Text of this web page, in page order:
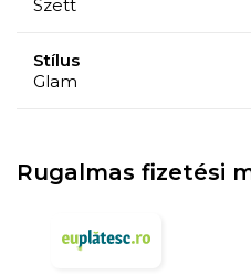
Szett
Stílus
Glam
Rugalmas fizetési